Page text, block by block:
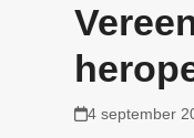
4 september